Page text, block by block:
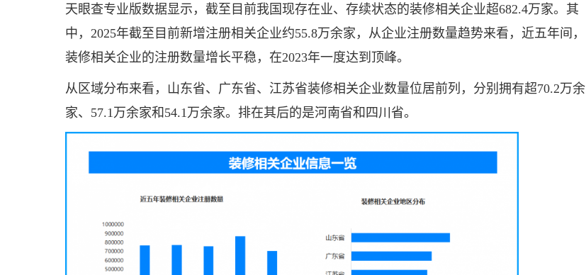
天眼查专业版数据显示，截至目前我国现存在业、存续状态的装修相关企业超682.4万家。其
中，2025年截至目前新增注册相关企业约55.8万余家，从企业注册数量趋势来看，近五年间，
装修相关企业的注册数量增长平稳，在2023年一度达到顶峰。
从区域分布来看，山东省、广东省、江苏省装修相关企业数量位居前列，分别拥有超70.2万余
家、57.1万余家和54.1万余家。排在其后的是河南省和四川省。